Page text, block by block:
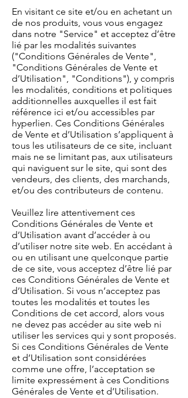
En visitant ce site et/ou en achetant un
de nos produits, vous vous engagez
dans notre "Service" et acceptez d’être
lié par les modalités suivantes
("Conditions Générales de Vente",
"Conditions Générales de Vente et
d’Utilisation", "Conditions"), y compris
les modalités, conditions et politiques
additionnelles auxquelles il est fait
référence ici et/ou accessibles par
hyperlien. Ces Conditions Générales
de Vente et d’Utilisation s’appliquent à
tous les utilisateurs de ce site, incluant
mais ne se limitant pas, aux utilisateurs
qui naviguent sur le site, qui sont des
vendeurs, des clients, des marchands,
et/ou des contributeurs de contenu.
Veuillez lire attentivement ces
Conditions Générales de Vente et
d’Utilisation avant d’accéder à ou
d’utiliser notre site web. En accédant à
ou en utilisant une quelconque partie
de ce site, vous acceptez d’être lié par
ces Conditions Générales de Vente et
d’Utilisation. Si vous n’acceptez pas
toutes les modalités et toutes les
Conditions de cet accord, alors vous
ne devez pas accéder au site web ni
utiliser les services qui y sont proposés.
Si ces Conditions Générales de Vente
et d’Utilisation sont considérées
comme une offre, l’acceptation se
limite expressément à ces Conditions
Générales de Vente et d’Utilisation.